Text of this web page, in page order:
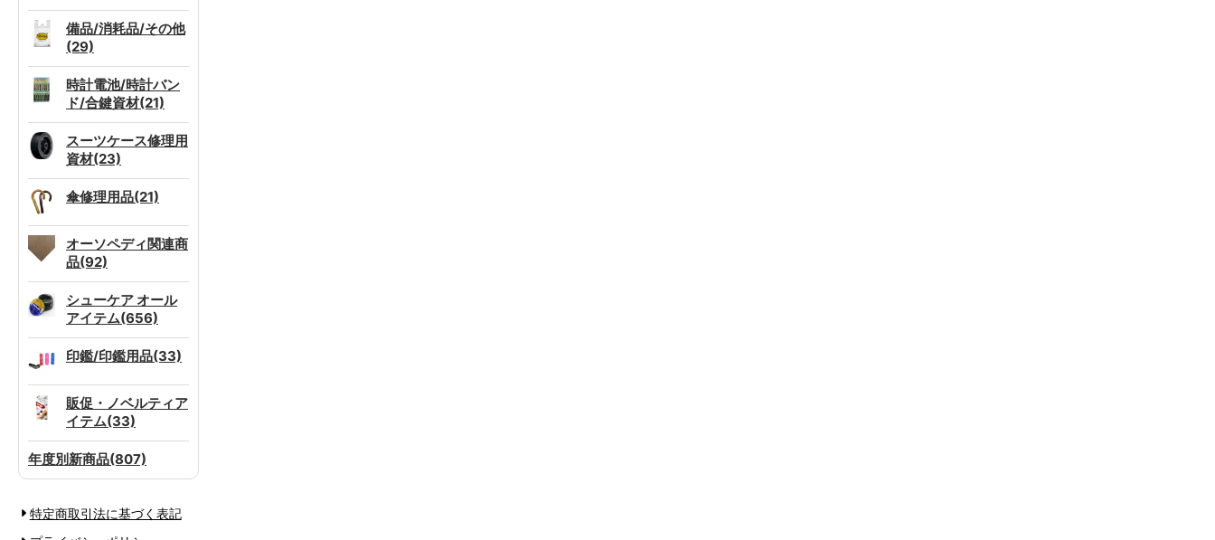
備品/消耗品/その他
(29)
時計電池/時計バン
ド/合鍵資材(21)
スーツケース修理用
資材(23)
傘修理用品(21)
オーソペディ関連商
品(92)
シューケア オール
アイテム(656)
印鑑/印鑑用品(33)
販促・ノベルティア
イテム(33)
年度別新商品(807)
特定商取引法に基づく表記